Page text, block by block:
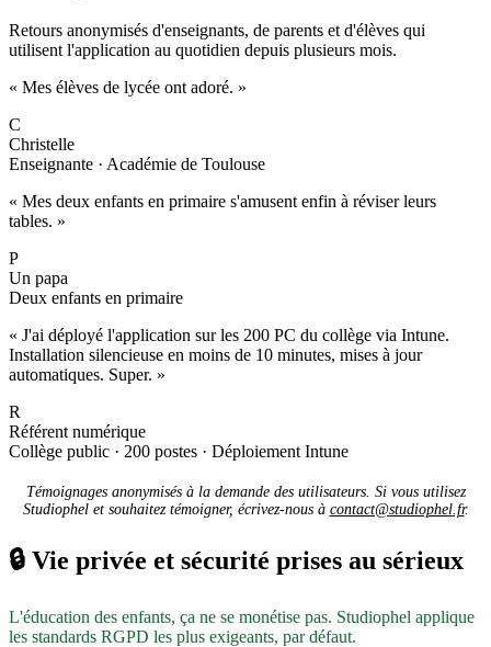
Retours anonymisés d'enseignants, de parents et d'élèves qui
utilisent l'application au quotidien depuis plusieurs mois.
« Mes élèves de lycée ont adoré. »
C
Christelle
Enseignante · Académie de Toulouse
« Mes deux enfants en primaire s'amusent enfin à réviser leurs
tables. »
P
Un papa
Deux enfants en primaire
« J'ai déployé l'application sur les 200 PC du collège via Intune.
Installation silencieuse en moins de 10 minutes, mises à jour
automatiques. Super. »
R
Référent numérique
Collège public · 200 postes · Déploiement Intune
Témoignages anonymisés à la demande des utilisateurs. Si vous utilisez
Studiophel et souhaitez témoigner, écrivez-nous à contact@studiophel.fr.
🔒 Vie privée et sécurité prises au sérieux
L'éducation des enfants, ça ne se monétise pas. Studiophel applique
les standards RGPD les plus exigeants, par défaut.